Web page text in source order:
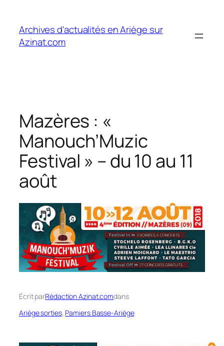
contenu
Archives d'actualités en Ariège sur
Azinat.com
Mazères : «
Manouch’Muzic
Festival » – du 10 au 11
août
Écrit parRédaction Azinat.comdans
Ariège sorties, Pamiers Basse-Ariège